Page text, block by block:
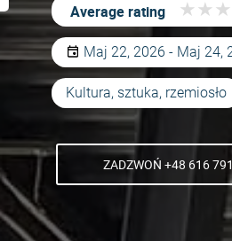
Average rating ★ ★ ★
★ ★ ★
Maj 22, 2026 - Maj 24,
Kultura, sztuka, rzemiosło
ZADZWOŃ +48 616